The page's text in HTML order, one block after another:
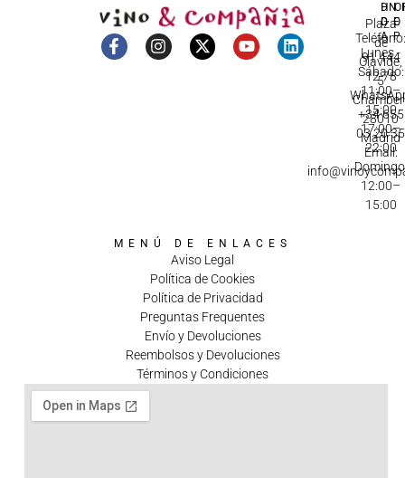
Plaza
de
Olavide,
5
28010
Madrid
DE
Lunes -
Sábado:
11:00–
15:00
17:00–
22:00
12:00–
15:00
91 444
12 78
+34 655
03 20 35
Email:
MENÚ DE ENLACES
Aviso Legal
Política de Cookies
Política de Privacidad
Preguntas Frequentes
Envío y Devoluciones
Reembolsos y Devoluciones
Términos y Condiciones